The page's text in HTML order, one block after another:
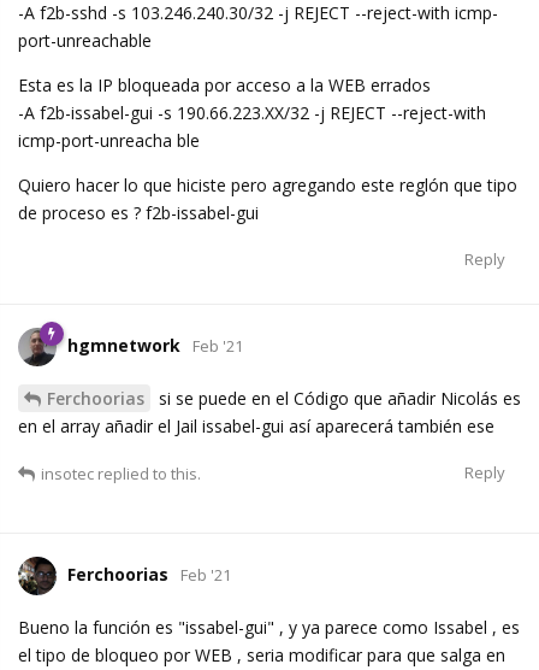
-A f2b-sshd -s 103.246.240.30/32 -j REJECT --reject-with icmp-
port-unreachable
Esta es la IP bloqueada por acceso a la WEB errados
-A f2b-issabel-gui -s 190.66.223.XX/32 -j REJECT --reject-with
icmp-port-unreacha ble
Quiero hacer lo que hiciste pero agregando este reglón que tipo
de proceso es ? f2b-issabel-gui
Reply
hgmnetwork Feb '21
Ferchoorias
si se puede en el Código que añadir Nicolás es
en el array añadir el Jail issabel-gui así aparecerá también ese
Reply
insotec replied to this.
Ferchoorias Feb '21
Bueno la función es "issabel-gui" , y ya parece como Issabel , es
el tipo de bloqueo por WEB , seria modificar para que salga en